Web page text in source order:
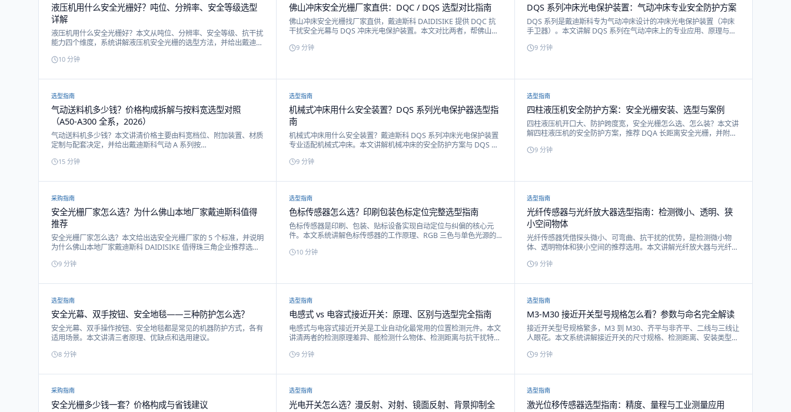
液压机用什么安全光栅好？吨位、分辨率、安全等级选型
详解
液压机用什么安全光栅好？本文从吨位、分辨率、安全等级、抗干扰
能力四个维度，系统讲解液压机安全光栅的选型方法，并给出戴迪斯
10 分钟
佛山冲床安全光栅厂家直供：DQC / DQS 选型对比指南
佛山冲床安全光栅找厂家直供，戴迪斯科 DAIDISIKE 提供 DQC 抗
干扰安全光幕与 DQS 冲床光电保护装置。本文对比两者，帮佛山冲
9 分钟
DQS 系列冲床光电保护装置：气动冲床专业安全防护方案
DQS 系列是戴迪斯科专为气动冲床设计的冲床光电保护装置（冲床
手卫器）。本文讲解 DQS 系列在气动冲床上的专业应用、原理与选
9分钟
选型指南
气动送料机多少钱？价格构成拆解与按料宽选型对照
（A50-A300 全系，2026）
气动送料机多少钱？本文讲清价格主要由料宽档位、附加装置、材质
定制与配套决定，并给出戴迪斯科气动 A 系列按
加装置选配、气动 vs 伺服 NCF 精度差异、何时该上伺服，以及佛山
15 分钟
选型指南
机械式冲床用什么安全装置？DQS 系列光电保护器选型指
南
机械式冲床用什么安全装置？戴迪斯科 DQS 系列冲床光电保护装置
专业适配机械式冲床。本文讲解机械冲床的安全防护方案与 DQS 选
9 分钟
选型指南
四柱液压机安全防护方案：安全光栅安装、选型与案例
四柱液压机开口大、防护跨度宽，安全光栅怎么选、怎么装？本文讲
解四柱液压机的安全防护方案，推荐 DQA 长距离安全光栅，并附安
9分钟
采购指南
安全光栅厂家怎么选？为什么佛山本地厂家戴迪斯科值得
推荐
安全光栅厂家怎么选？本文给出选安全光栅厂家的 5 个标准，并说明
为什么佛山本地厂家戴迪斯科 DAIDISIKE 值得珠三角企业推荐选
9 分钟
选型指南
色标传感器怎么选？印刷包装色标定位完整选型指南
色标传感器是印刷、包装、贴标设备实现自动定位与纠偏的核心元
件。本文系统讲解色标传感器的工作原理、RGB 三色与单色光源的
选型建议。
10 分钟
选型指南
光纤传感器与光纤放大器选型指南：检测微小、透明、狭
小空间物体
光纤传感器凭借探头微小、可弯曲、抗干扰的优势，是检测微小物
体、透明物体和狭小空间的推荐选用。本文讲解光纤放大器与光纤探
显光纤放大器选型。
9分钟
选型指南
安全光幕、双手按钮、安全地毯——三种防护怎么选？
安全光幕、双手操作按钮、安全地毯都是常见的机器防护方式，各有
适用场景。本文讲清三者原理、优缺点和选用建议。
8 分钟
选型指南
电感式 vs 电容式接近开关：原理、区别与选型完全指南
电感式与电容式接近开关是工业自动化最常用的位置检测元件。本文
讲清两者的检测原理差异、能检测什么物体、检测距离与抗干扰特
9 分钟
选型指南
M3-M30 接近开关型号规格怎么看？参数与命名完全解读
接近开关型号规格繁多，M3 到 M30、齐平与非齐平、二线与三线让
人眼花。本文系统讲解接近开关的尺寸规格、检测距离、安装类型、
9分钟
采购指南
安全光栅多少钱一套？价格构成与省钱建议
选型指南
光电开关怎么选？漫反射、对射、镜面反射、背景抑制全
选型指南
激光位移传感器选型指南：精度、量程与工业测量应用